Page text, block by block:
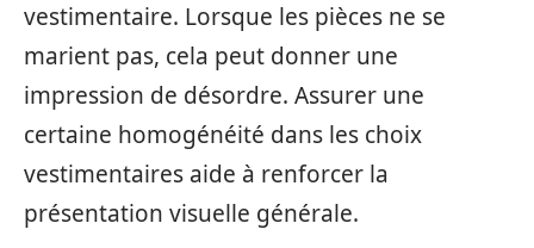
vestimentaire. Lorsque les pièces ne se
marient pas, cela peut donner une
impression de désordre. Assurer une
certaine homogénéité dans les choix
vestimentaires aide à renforcer la
présentation visuelle générale.